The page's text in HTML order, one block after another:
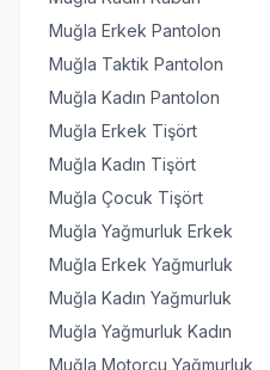
Muğla Erkek Pantolon
Muğla Taktik Pantolon
Muğla Kadın Pantolon
Muğla Erkek Tişört
Muğla Kadın Tişört
Muğla Çocuk Tişört
Muğla Yağmurluk Erkek
Muğla Erkek Yağmurluk
Muğla Kadın Yağmurluk
Muğla Yağmurluk Kadın
Muğla Motorcu Yağmurluk